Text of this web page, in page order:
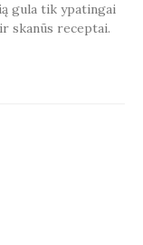
gula tik ypatingai
skanūs receptai.